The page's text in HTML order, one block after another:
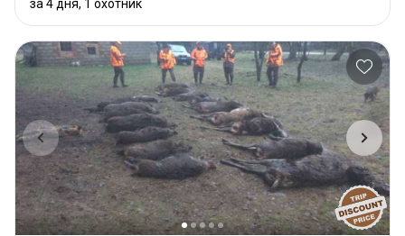
за 4 дня, 1 охотник